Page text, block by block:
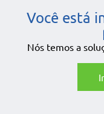
Você está
Nós temos a